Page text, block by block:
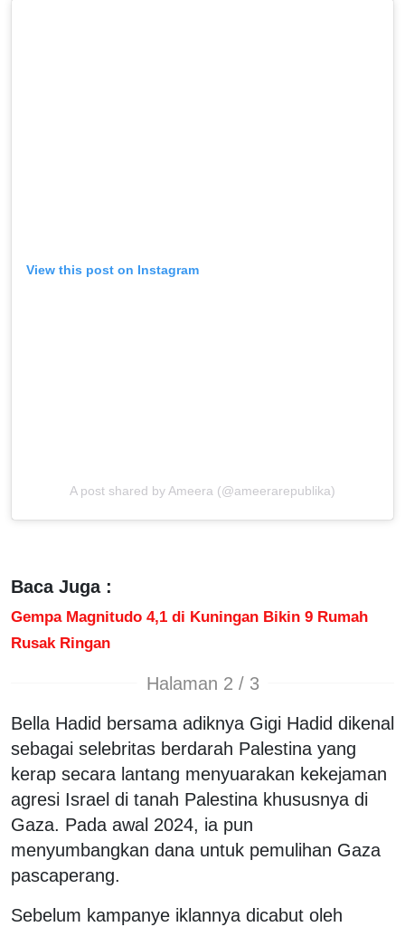
View this post on Instagram
A post shared by Ameera (@ameerarepublika)
Baca Juga :
Gempa Magnitudo 4,1 di Kuningan Bikin 9 Rumah
Rusak Ringan
Halaman 2 / 3
Bella Hadid bersama adiknya Gigi Hadid dikenal
sebagai selebritas berdarah Palestina yang
kerap secara lantang menyuarakan kekejaman
agresi Israel di tanah Palestina khususnya di
Gaza. Pada awal 2024, ia pun
menyumbangkan dana untuk pemulihan Gaza
pascaperang.
Sebelum kampanye iklannya dicabut oleh